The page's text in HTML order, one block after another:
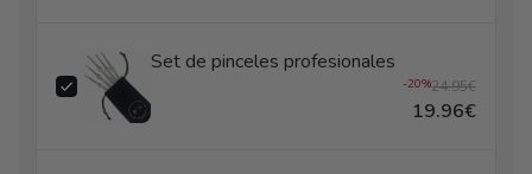
Set de pinceles profesionales
-20%24.95€
19.96€